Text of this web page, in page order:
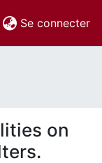
Se connecter
on